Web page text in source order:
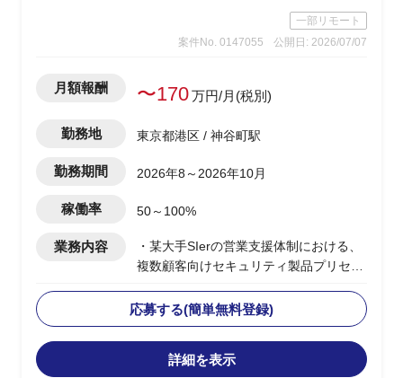
一部リモート
案件No. 0147055
公開日: 2026/07/07
月額報酬 〜170万円/月(税別)
勤務地 東京都港区 / 神谷町駅
勤務期間 2026年8～2026年10月
稼働率 50～100%
業務内容
・某大手SIerの営業支援体制における、
複数顧客向けセキュリティ製品プリセー
・セキュリティ領域全般に広く知見を持
ち、社内外コミュニケーション、提案資
料作成を担う役割
・クライアントのセキュリティ課題をヒ
応募する(簡単無料登録)
詳細を表示